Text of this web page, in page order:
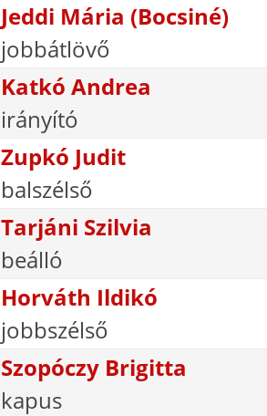
Jeddi Mária (Bocsiné)
jobbátlövő
Katkó Andrea
irányító
Zupkó Judit
balszélső
Tarjáni Szilvia
beálló
Horváth Ildikó
jobbszélső
Szopóczy Brigitta
kapus